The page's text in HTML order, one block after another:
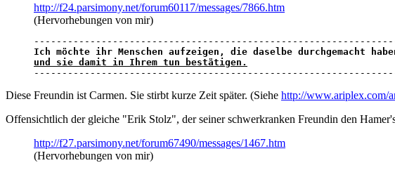
http://f24.parsimony.net/forum60117/messages/7866.htm
(Hervorhebungen von mir)
und sie damit in Ihrem tun bestätigen.
Diese Freundin ist Carmen. Sie stirbt kurze Zeit später. (Siehe http://www.ariplex.com/
Offensichtlich der gleiche "Erik Stolz", der seiner schwerkranken Freundin den
http://f27.parsimony.net/forum67490/messages/1467.htm
(Hervorhebungen von mir)